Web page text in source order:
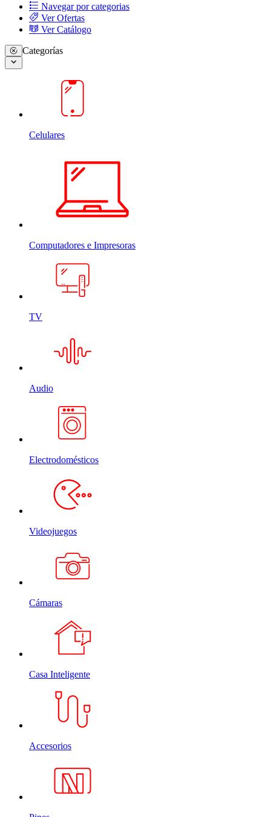
Navegar por categorias
Ver Ofertas
Ver Catálogo
Categorías
Celulares
Computadores e Impresoras
TV
Audio
Electrodomésticos
Videojuegos
Cámaras
Casa Inteligente
Accesorios